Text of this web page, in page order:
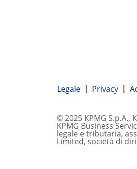
Legale Privacy
© 2025 KPMG S.p.A.,
KPMG Business
legale e tributaria,
Limited, società di